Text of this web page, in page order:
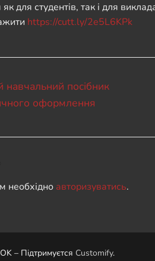
для студентів, так і для
https://cutt.ly/2e5L6KPk
навчальний посібник
оформлення
необхідно авторизуватись.
– Підтримуєтся Customify.